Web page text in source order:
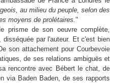
au milieu du peuple, selon des
moyens de prolétaires."
prisme de son oeuvre complète,
disséquée par l'auteur. Et c'est bien
son attachement pour Courbevoie
de ses relations ambiguës et
rencontre avec Bébert le chat, de
via Baden Baden, de ses rapports